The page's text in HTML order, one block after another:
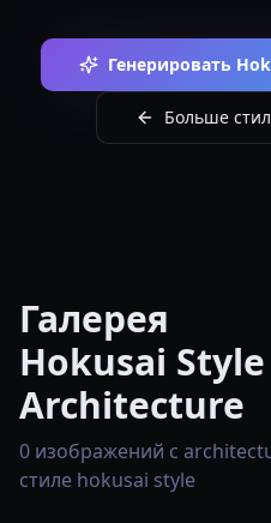
Генерировать
Больше
Галерея
Hokusai Style
Architecture
0 изображений с
стиле hokusai style